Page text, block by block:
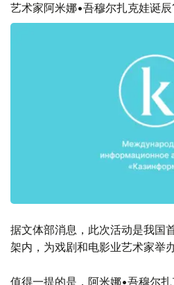
艺术家阿米娜•吾穆尔扎克娃诞辰
据文体部消息，此次活动是我国
架内，为戏剧和电影业艺术家举
值得一提的是，阿米娜•吾穆尔扎